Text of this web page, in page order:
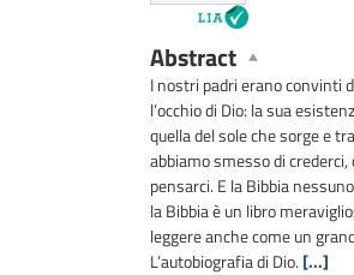
Abstract
I nostri padri erano convinti
l’occhio di Dio: la sua
quella del sole che sorge e
abbiamo smesso di crederci,
pensarci. E la Bibbia
la Bibbia è un libro
leggere anche come un
L’autobiografia di Dio. [...]